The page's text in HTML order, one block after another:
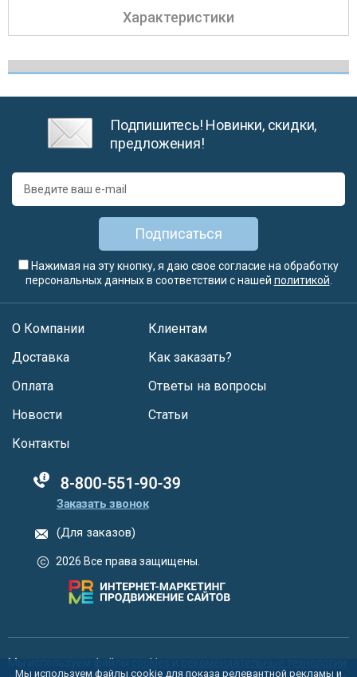
Характеристики
Подпишитесь! Новинки, скидки,
предложения!
Подписаться
Нажимая на эту кнопку, я даю свое согласие на обработку
персональных данных в соответствии с нашей политикой
О Компании
Доставка
Оплата
Новости
Клиентам
Как заказать?
Ответы на вопросы
Статьи
Контакты
88005555550
Заказать звонок
(Для заказов)
2026 Все права защищены.
Мы используем файлы cookies
Мы используем файлы cookie для показа релевантной рекламы и